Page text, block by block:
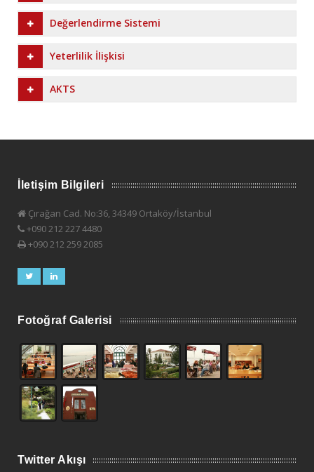
Değerlendirme Sistemi
Yeterlilik İlişkisi
AKTS
İletişim Bilgileri
Çırağan Cad. No:36, 34349 Ortaköy/İstanbul
+090 212 227 4480
+090 212 259 2085
Fotoğraf Galerisi
Twitter Akışı